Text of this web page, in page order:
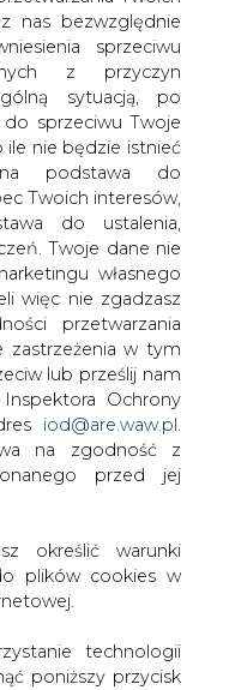
nas bezwzględnie
sprzeciwu
z przyczyn
sytuacją, po
sprzeciwu Twoje
nie będzie istnieć
podstawa do
Twoich interesów,
do ustalenia,
Twoje dane nie
własnego
więc nie zgadzasz
przetwarzania
zastrzeżenia w tym
lub prześlij nam
Ochrony
iod@are.waw.pl.
na zgodność z
przed jej
określić warunki
plików cookies w
technologii
poniższy przycisk
pieców
komunalnych
Zasobów
(ZKZL).
19 mln
likwidację pieców
ogrzewania i
52 komunalnych
magistrat, efektem
oraz ograniczenie